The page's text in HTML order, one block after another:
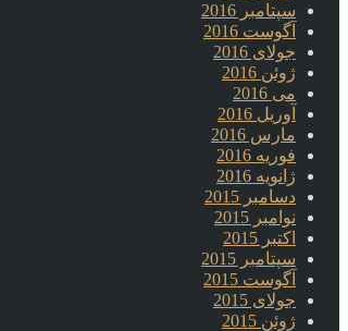
سپتامبر 2016
آگوست 2016
جولای 2016
ژوئن 2016
می 2016
آوریل 2016
مارس 2016
فوریه 2016
ژانویه 2016
دسامبر 2015
نوامبر 2015
اکتبر 2015
سپتامبر 2015
آگوست 2015
جولای 2015
ژوئن 2015